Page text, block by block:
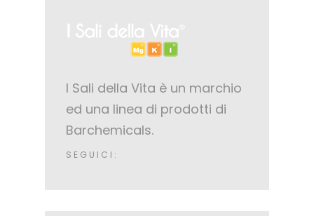
I Sali della Vita è un marchio
ed una linea di prodotti di
Barchemicals.
SEGUICI: